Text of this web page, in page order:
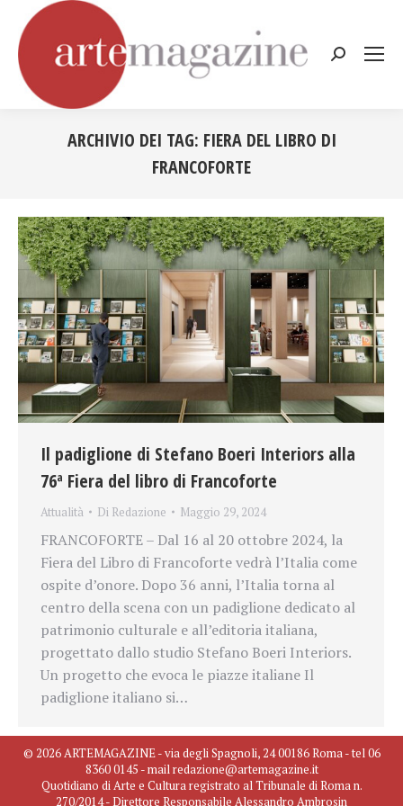
Cerca:
ARCHIVIO DEI TAG: FIERA DEL LIBRO DI
FRANCOFORTE
Il padiglione di Stefano Boeri Interiors alla
76ª Fiera del libro di Francoforte
Attualità Di Redazione Maggio 29, 2024
FRANCOFORTE – Dal 16 al 20 ottobre 2024, la
Fiera del Libro di Francoforte vedrà l’Italia come
ospite d’onore. Dopo 36 anni, l’Italia torna al
centro della scena con un padiglione dedicato al
patrimonio culturale e all’editoria italiana,
progettato dallo studio Stefano Boeri Interiors.
Un progetto che evoca le piazze italiane Il
padiglione italiano si…
© 2026 ARTEMAGAZINE - via degli Spagnoli, 24 00186 Roma - tel 06
8360 0145 - mail redazione@artemagazine.it
Quotidiano di Arte e Cultura registrato al Tribunale di Roma n.
270/2014 - Direttore Responsabile Alessandro Ambrosin